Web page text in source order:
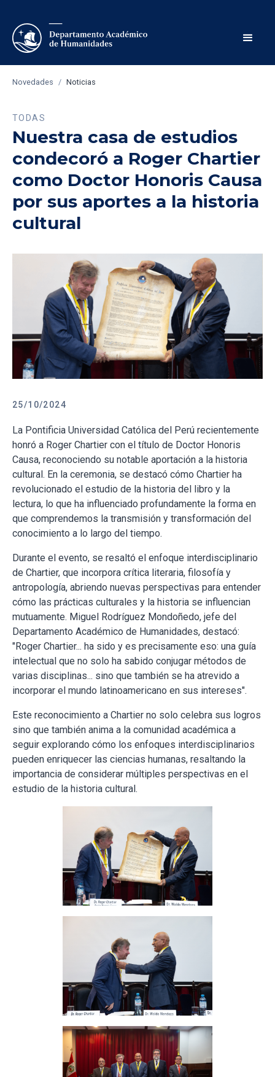
Novedades / Noticias
TODAS
Nuestra casa de estudios
condecoró a Roger Chartier
como Doctor Honoris Causa
por sus aportes a la historia
cultural
25/10/2024
La Pontificia Universidad Católica del Perú recientemente
honró a Roger Chartier con el título de Doctor Honoris
Causa, reconociendo su notable aportación a la historia
cultural. En la ceremonia, se destacó cómo Chartier ha
revolucionado el estudio de la historia del libro y la
lectura, lo que ha influenciado profundamente la forma en
que comprendemos la transmisión y transformación del
conocimiento a lo largo del tiempo.
Durante el evento, se resaltó el enfoque interdisciplinario
de Chartier, que incorpora crítica literaria, filosofía y
antropología, abriendo nuevas perspectivas para entender
cómo las prácticas culturales y la historia se influencian
mutuamente. Miguel Rodríguez Mondoñedo, jefe del
Departamento Académico de Humanidades, destacó:
"Roger Chartier... ha sido y es precisamente eso: una guía
intelectual que no solo ha sabido conjugar métodos de
varias disciplinas... sino que también se ha atrevido a
incorporar el mundo latinoamericano en sus intereses".
Este reconocimiento a Chartier no solo celebra sus logros
sino que también anima a la comunidad académica a
seguir explorando cómo los enfoques interdisciplinarios
pueden enriquecer las ciencias humanas, resaltando la
importancia de considerar múltiples perspectivas en el
estudio de la historia cultural.